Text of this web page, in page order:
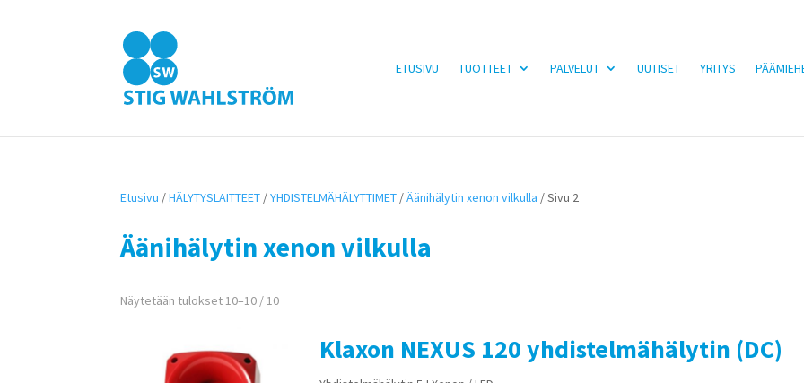
ETUSIVU TUOTTEET PALVELUT UUTISET YRITYS
Etusivu /HÄLYTYSLAITTEET /YHDISTELMÄHÄLYTTIMET /Äänihälytin xenon vilkulla / Sivu 2
Äänihälytin xenon vilkulla
Näytetään tulokset 10–10 / 10
Klaxon NEXUS 120 yhdistelmähälytin (DC)